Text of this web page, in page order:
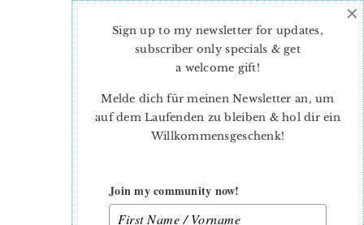
Sign up to my newsletter for updates,
subscriber only specials & get
a welcome gift!
Melde dich für meinen Newsletter an, um
auf dem Laufenden zu bleiben & hol dir ein
Willkommensgeschenk!
Join my community now!
×